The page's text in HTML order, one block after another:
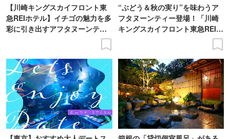
【川崎キングスカイフロント東
急REIホテル】イチゴの魅力を多
彩に引き出すアフタヌーンティ
“ぶどう＆秋の実り”を味わうア
フタヌーンティー登場！「川崎
キングスカイフロント東急REIホ